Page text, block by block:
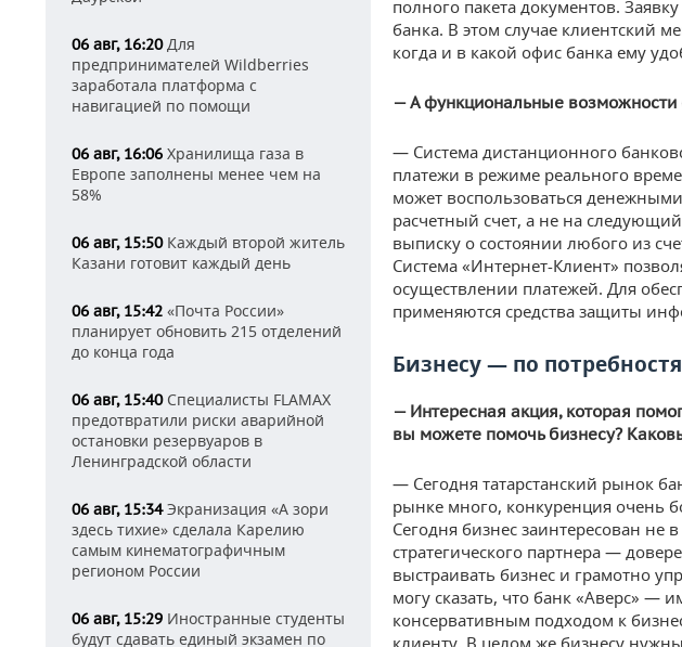
06 авг, 16:20Для
предпринимателей Wildberries
заработала платформа с
навигацией по помощи
06 авг, 16:06 Хранилища газа в
Европе заполнены менее чем на
58%
06 авг, 15:50Каждый второй житель
Казани готовит каждый день
06 авг, 15:42 «Почта России»
планирует обновить 215 отделений
до конца года
06 авг, 15:40Специалисты FLAMAX
предотвратили риски аварийной
остановки резервуаров в
Ленинградской области
06 авг, 15:34Экранизация «А зори
здесь тихие» сделала Карелию
самым кинематографичным
регионом России
06 авг, 15:29 Иностранные студенты
будут сдавать единый экзамен по
полного пакета документов.
банка. В этом случае клиентский
когда и в какой офис банка ему
— А функциональные возможности
— Система дистанционного
платежи в режиме реального
может воспользоваться
расчетный счет, а не на
выписку о состоянии любого из
Система «Интернет-Клиент»
осуществлении платежей. Для
применяются средства защиты
Бизнесу — по
— Интересная акция, которая
вы можете помочь бизнесу?
— Сегодня татарстанский рынок
рынке много, конкуренция очень
Сегодня бизнес заинтересован не
стратегического партнера —
выстраивать бизнес и грамотно
могу сказать, что банк «Аверс» —
консервативным подходом к